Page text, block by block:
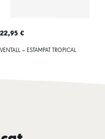
22,95 €
VENTALL – ESTAMPAT TROPICAL